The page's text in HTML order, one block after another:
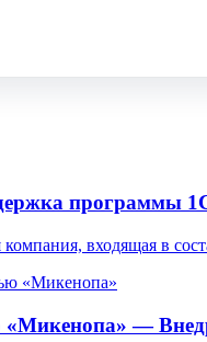
программы
входящая в
«Микенопа» —